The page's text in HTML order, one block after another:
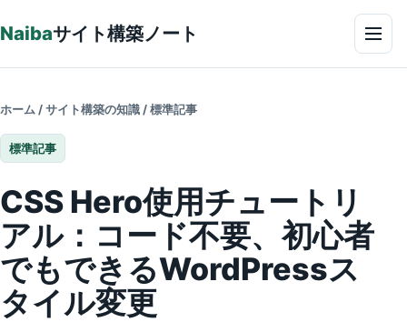
Naibaサイト構築ノート メニ
ホーム /サイト構築の知識 /標準記事
標準記事
CSS Hero使用チュートリ
アル：コード不要、初心者
でもできるWordPressス
タイル変更